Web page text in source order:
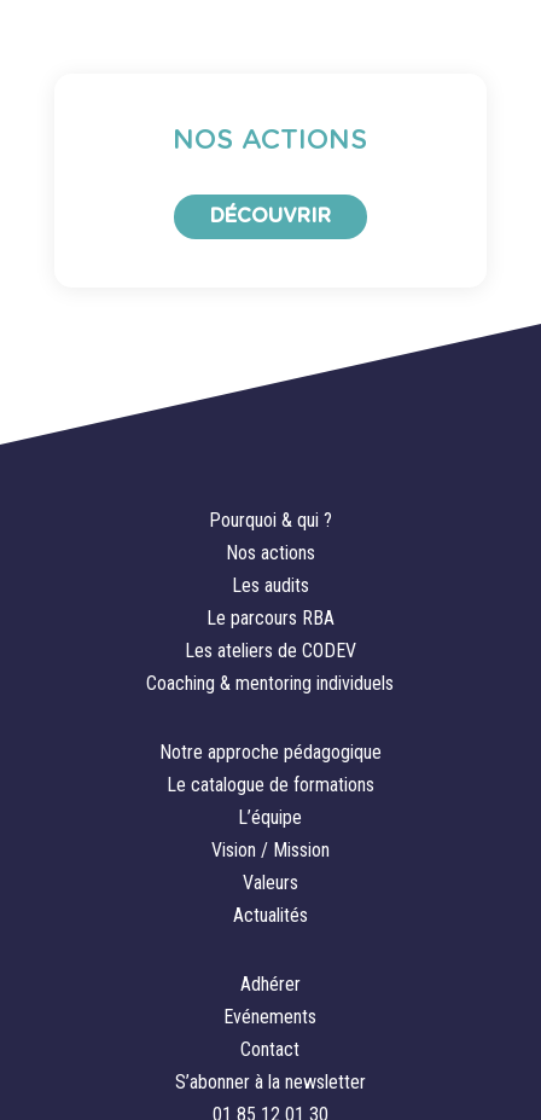
NOS ACTIONS
DÉCOUVRIR
Pourquoi & qui ?
Nos actions
Les audits
Le parcours RBA
Les ateliers de CODEV
Coaching & mentoring individuels
Notre approche pédagogique
Le catalogue de formations
L’équipe
Vision / Mission
Valeurs
Actualités
Adhérer
Evénements
Contact
S’abonner à la newsletter
01 85 12 01 30